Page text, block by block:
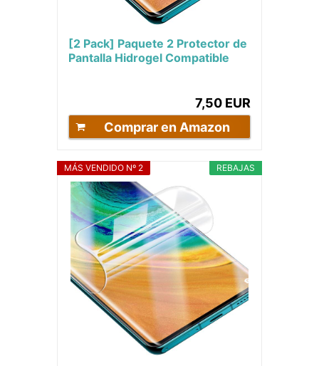
[2 Pack] Paquete 2 Protector de
Pantalla Hidrogel Compatible
7,50 EUR
Comprar en Amazon
REBAJAS
MÁS VENDIDO Nº 2